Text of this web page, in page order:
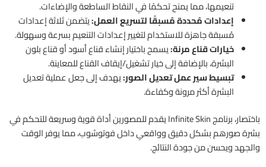
تنعيمها، مما يمنح تحكمًا في النقاط الساطعة والإضاءات.
إعدادات مُحددة مُسبقًا لتسريع العمل:يتضمن ثلاثة إعدادات
مُسبقة جاهزة للاستخدام لتغيير إعدادات التنعيم بسرعة وسهولة.
خيارات قناع مرنة:يسمح باختيار إنشاء قناع أسود أو قناع بلون
البشرة، بالإضافة إلى خيار تشغيل/إيقاف القناع للمعاينة.
تبسيط سير عمل تعديل الصور:يهدف إلى جعل عملية تعديل
البشرة أكثر مرونة وكفاءة.
باختصار، برنامج Infinite Skin يقدم للمصورين أداة قوية وسريعة للتحكم في
بشرة صورهم بشكل دقيق وواقعي داخل فوتوشوب، مما يوفر الوقت
والجهد ويحسن من جودة النتائج.